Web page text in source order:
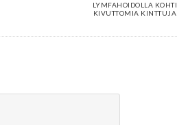
LYMFAHOIDOLLA KOHTI
KIVUTTOMIA KINTTUJA